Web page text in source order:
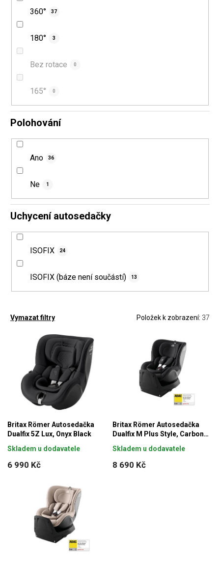
360° 37
180° 3
Bez rotace 0
165° 0
Polohování
Ano 36
Ne 1
Uchycení autosedačky
ISOFIX 24
ISOFIX (báze není součástí) 13
Vymazat filtry Položek k zobrazení: 37
Britax Römer Autosedačka
Dualfix 5Z Lux, Onyx Black
6 990 Kč
Skladem u dodavatele
Britax Römer Autosedačka
Dualfix M Plus Style, Carbon
8 690 Kč
Skladem u dodavatele